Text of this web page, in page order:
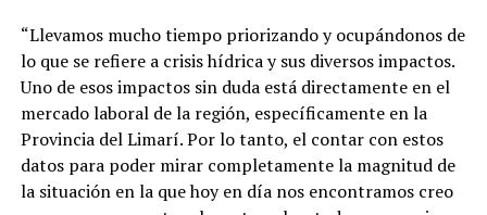
“Llevamos mucho tiempo priorizando y ocupándonos de
lo que se refiere a crisis hídrica y sus diversos impactos.
Uno de esos impactos sin duda está directamente en el
mercado laboral de la región, específicamente en la
Provincia del Limarí. Por lo tanto, el contar con estos
datos para poder mirar completamente la magnitud de
la situación en la que hoy en día nos encontramos creo